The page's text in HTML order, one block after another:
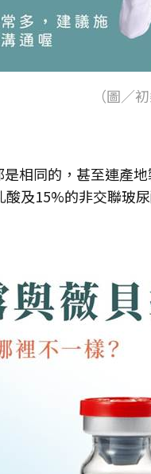
（圖／
相同的，甚至連產
及15%的非交聯玻